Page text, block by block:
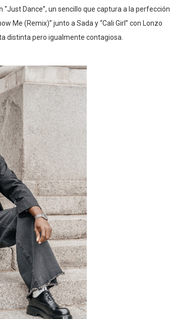
Dance”, un sencillo que captura a la perfección
Me (Remix)” junto a Sada y “Cali Girl” con Lonzo
distinta pero igualmente contagiosa.